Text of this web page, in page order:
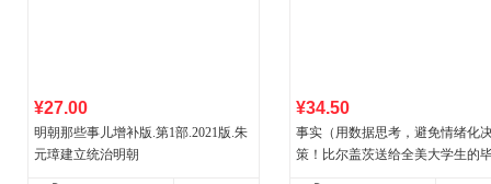
¥27.00
明朝那些事儿增补版.第1部.2021版.朱
元璋建立统治明朝
¥34.50
事实（用数据思考，避免情绪化
策！比尔盖茨送给全美大学生的